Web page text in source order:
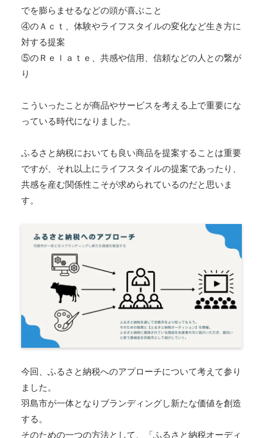
でを膨らませるなどの頭が喜ぶこと
④のＡｃｔ、体験やライフスタイルの変化など生き方に
対する提案
⑤のＲｅｌａｔｅ、共感や信用、信頼などの人との繋が
り
こういったことが商品やサービスを考える上で重要にな
っている時代になりました。
ふるさと納税においても良い商品を提案することは重要
ですが、それ以上にライフスタイルの提案であったり、
共感を産む関係性こそが求められているのだと思いま
す。
今回、ふるさと納税へのアプローチについて考えて参り
ました。
羽島市が一体となりブランディングし新たな価値を創造
する。
そのための一つの方法として、「ふるさと納税オーディ